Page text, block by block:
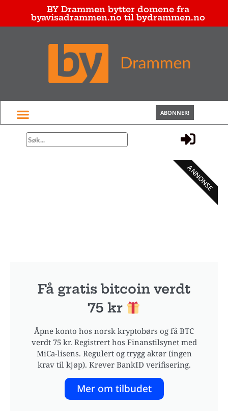
BY Drammen bytter domene fra
byavisadrammen.no til bydrammen.no
ABONNER!
Få gratis bitcoin verdt
75 kr
Åpne konto hos norsk kryptobørs og få BTC
verdt 75 kr. Registrert hos Finanstilsynet med
MiCa-lisens. Regulert og trygg aktør (ingen
krav til kjøp). Krever BankID verifisering.
Mer om tilbudet
ANNONSE